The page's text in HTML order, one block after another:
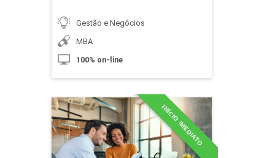
Índice de Margem de Contribuição
10h
Gestão e Negócios
MBA
100% on-line
INÍCIO IMEDIATO
MBA em Consultoria
Empresarial
Detalhes do curso